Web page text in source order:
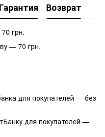
Гарантия Возврат
грн.
— 70 грн.
для покупателей — без
для покупателей —